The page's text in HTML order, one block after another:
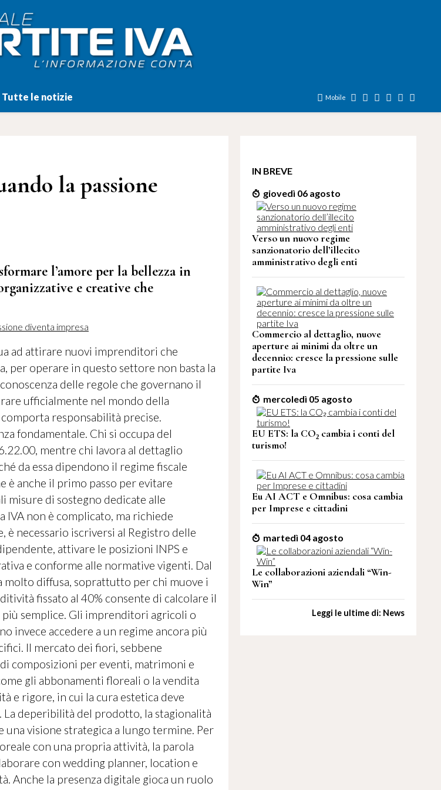
Tutte le notizie Mobile
la passione
l’amore per la bellezza in
e creative che
ad attirare nuovi imprenditori che
per operare in questo settore non basta la
delle regole che governano il
ufficialmente nel mondo della
responsabilità precise.
fondamentale. Chi si occupa del
mentre chi lavora al dettaglio
da essa dipendono il regime fiscale
è anche il primo passo per evitare
misure di sostegno dedicate alle
non è complicato, ma richiede
è necessario iscriversi al Registro delle
attivare le posizioni INPS e
e conforme alle normative vigenti. Dal
diffusa, soprattutto per chi muove i
fissato al 40% consente di calcolare il
semplice. Gli imprenditori agricoli o
invece accedere a un regime ancora più
Il mercato dei fiori, sebbene
composizioni per eventi, matrimoni e
gli abbonamenti floreali o la vendita
e rigore, in cui la cura estetica deve
deperibilità del prodotto, la stagionalità
visione strategica a lungo termine. Per
con una propria attività, la parola
con wedding planner, location e
Anche la presenza digitale gioca un ruolo
IN BREVE
giovedì 06 agosto
Verso un nuovo regime
sanzionatorio dell’illecito
amministrativo degli enti
Commercio al dettaglio, nuove
aperture ai minimi da oltre un
decennio: cresce la pressione sulle
partite Iva
mercoledì 05 agosto
EU ETS: la CO₂ cambia i conti del
turismo!
Eu AI ACT e Omnibus: cosa cambia
per Imprese e cittadini
martedì 04 agosto
Le collaborazioni aziendali “Win-
Win”
Leggi le ultime di: News